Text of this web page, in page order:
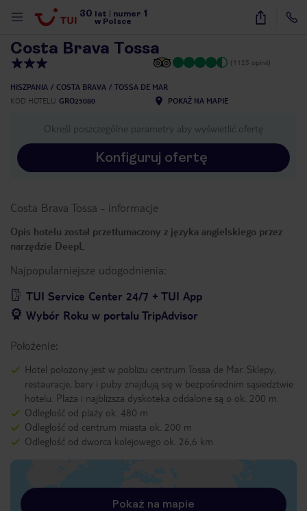
30 lat numer 1
w Polsce
28
Costa Brava Tossa
(1125 opinii)
HISZPANIA COSTA BRAVA
TOSSA DE MAR
KOD HOTELU GRO25080 POKAŻ NA MAPIE
Określ poszczególne parametry aby wyświetlić ofertę
Konfiguruj ofertę
Costa Brava Tossa - informacje
Opis hotelu został przetłumaczony z języka angielskiego przez
narzędzie DeepL
Najpopularniejsze udogodnienia:
TUI Service Center 24/7 + TUI App
Wybór Roku w portalu TripAdvisor
Położenie:
Hotel położony jest w pobliżu centrum Tossa de Mar. Sklepy,
restauracje, bary i puby znajdują się w bezpośrednim sąsiedztwie
hotelu. Plaża i najbliższa dyskoteka oddalone są o ok. 200 m.
Odległość od plaży ok. 480 m
Odległość od centrum miasta ok. 200 m
Odległość od dworca kolejowego ok. 26,6 km
Pokaż na mapie